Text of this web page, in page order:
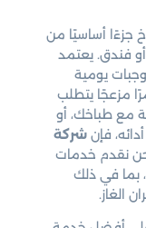
جزءًا أساسيًا من
فندق. يعتمد
يومية
مزعجًا يتطلب
مع طباخك، أو
فإن شركة
نقدم خدمات
بما في ذلك
الغاز.